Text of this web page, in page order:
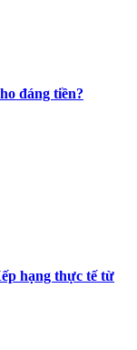
đáng tiền?
hạng thực tế từ